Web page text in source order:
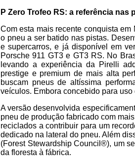
P Zero Trofeo RS: a referência nas
Com esta mais recente conquista
o pneu a ser batido nas pistas.
e supercarros, e já disponível em
Porsche 911 GT3 e GT3 RS. No
levando a experiência da Pirelli
prestige e premium de mais alta
buscam pneus de altíssima
veículos. Embora concebido para
A versão desenvolvida
pneu de produção fabricado com
reciclados a contribuir para um
dedicado na lateral do pneu. Além
(Forest Stewardship Council®), um
da floresta à fábrica.